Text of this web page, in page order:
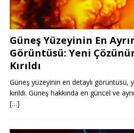
Güneş Yüzeyinin En
Görüntüsü: Yeni
Kırıldı
Güneş yüzeyinin en detaylı görüntüsü,
kırıldı. Güneş hakkında en güncel ve
[…]